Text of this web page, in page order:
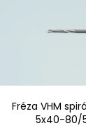
Fréza VHM
5x40-80/